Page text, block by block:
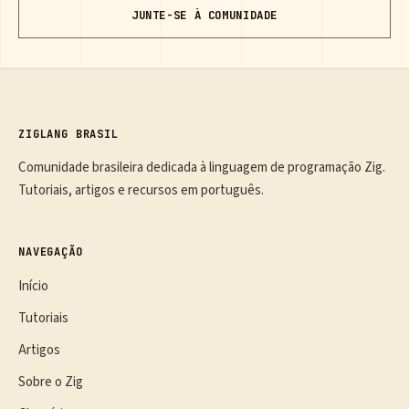
JUNTE-SE À COMUNIDADE
ZIGLANG BRASIL
Comunidade brasileira dedicada à linguagem de programação Zig.
Tutoriais, artigos e recursos em português.
NAVEGAÇÃO
Início
Tutoriais
Artigos
Sobre o Zig